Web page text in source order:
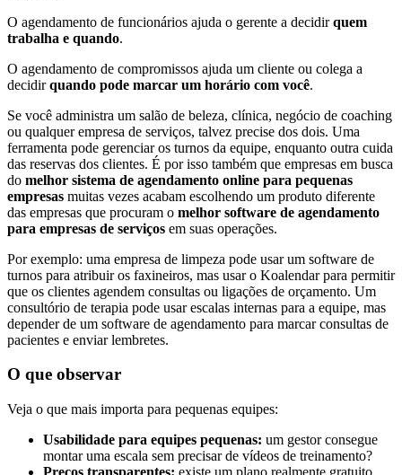
O agendamento de funcionários ajuda o gerente a decidirquem
trabalha e quando.
O agendamento de compromissos ajuda um cliente ou colega a
decidirquando pode marcar um horário com você.
Se você administra um salão de beleza, clínica, negócio de coaching
ou qualquer empresa de serviços, talvez precise dos dois. Uma
ferramenta pode gerenciar os turnos da equipe, enquanto outra cuida
das reservas dos clientes. É por isso também que empresas em busca
do melhor sistema de agendamento online para pequenas
empresas muitas vezes acabam escolhendo um produto diferente
das empresas que procuram o melhor software de agendamento
para empresas de serviços em suas operações.
Por exemplo: uma empresa de limpeza pode usar um software de
turnos para atribuir os faxineiros, mas usar o Koalendar para permitir
que os clientes agendem consultas ou ligações de orçamento. Um
consultório de terapia pode usar escalas internas para a equipe, mas
depender de um software de agendamento para marcar consultas de
pacientes e enviar lembretes.
O que observar
Veja o que mais importa para pequenas equipes:
Usabilidade para equipes pequenas: um gestor consegue
montar uma escala sem precisar de vídeos de treinamento?